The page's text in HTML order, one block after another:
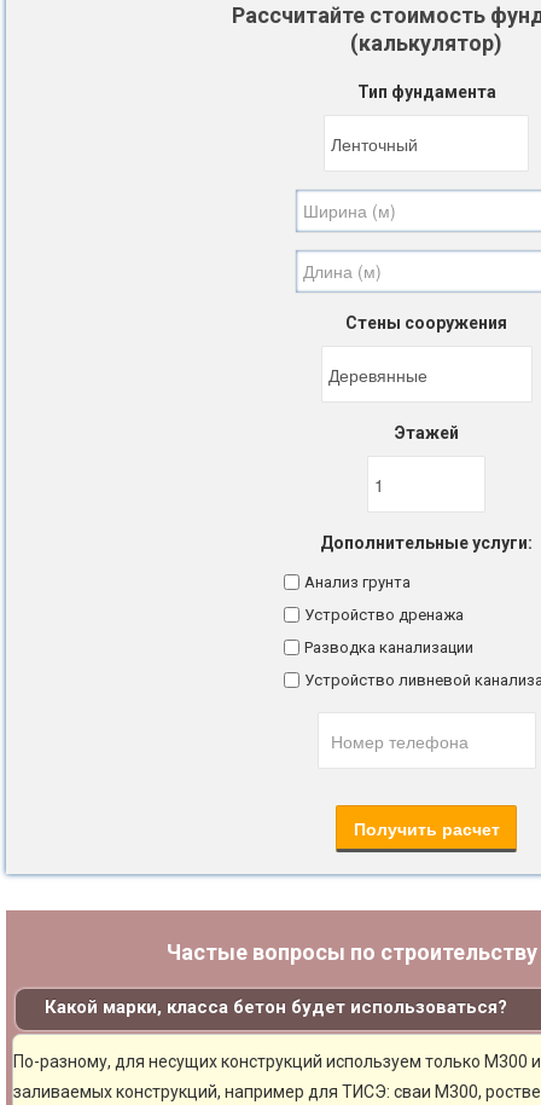
Рассчитайте стоимость
(калькулятор)
Тип фундамента
Стены сооружения
Этажей
Дополнительные услуги:
Анализ грунта
Устройство дренажа
Разводка канализации
Устройство ливневой
Частые вопросы по
Какой марки, класса бетон будет использоваться?
По-разному, для несущих конструкций используем только М300
заливаемых конструкций, например для ТИСЭ: сваи М300,